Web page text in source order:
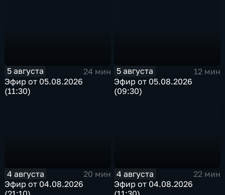
5 августа
24 мин
Эфир от 05.08.2026
(11:30)
5 августа
12 мин
Эфир от 05.08.2026
(09:30)
4 августа
20 мин
Эфир от 04.08.2026
4 августа
22 мин
Эфир от 04.08.2026